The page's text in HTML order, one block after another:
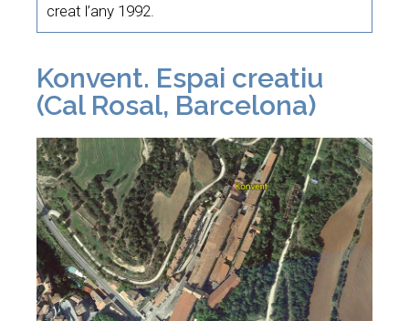
creat l’any 1992.
Konvent. Espai creatiu
(Cal Rosal, Barcelona)